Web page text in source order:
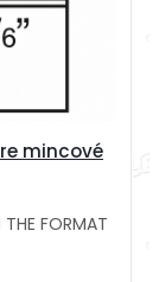
mincové
FORMAT